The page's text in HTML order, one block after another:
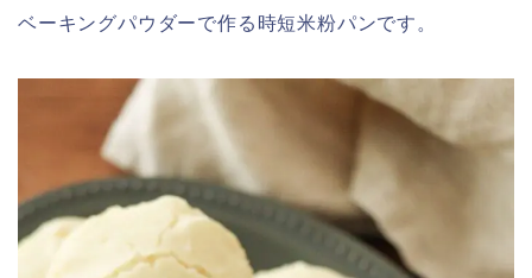
ベーキングパウダーで作る時短米粉パンです。